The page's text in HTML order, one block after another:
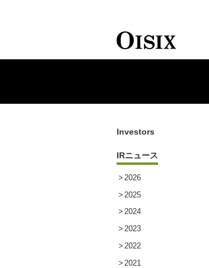
Investors
IRニュース
2026
2025
2024
2023
2022
2021